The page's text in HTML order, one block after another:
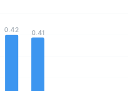
0.42 0.41